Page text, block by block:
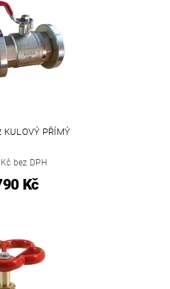
KULOVÝ PŘÍMÝ
bez DPH
Kč